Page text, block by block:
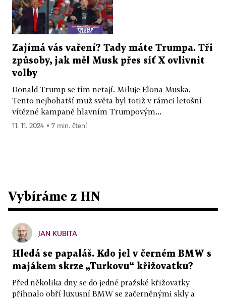
Zajímá vás vaření? Tady máte Trumpa. Tři
způsoby, jak měl Musk přes síť X ovlivnit
volby
Donald Trump se tím netají. Miluje Elona Muska.
Tento nejbohatší muž světa byl totiž v rámci letošní
vítězné kampaně hlavním Trumpovým...
11. 11. 2024 ▪ 7 min. čtení
Vybíráme z HN
JAN KUBITA
Hledá se papaláš. Kdo jel v černém BMW s
majákem skrze „Turkovu“ křižovatku?
Před několika dny se do jedné pražské křižovatky
přihnalo obří luxusní BMW se začerněnými skly a